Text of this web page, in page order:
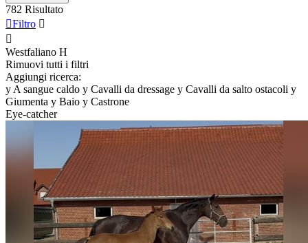
782 Risultato
Filtro 

Westfaliano H
Rimuovi tutti i filtri
Aggiungi ricerca:
y A sangue caldo y Cavalli da dressage y Cavalli da salto ostacoli y
Giumenta y Baio y Castrone
Eye-catcher